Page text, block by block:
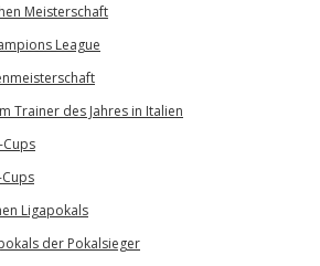
Meisterschaft
League
Trainer des Jahres in Italien
Ligapokals
der Pokalsieger